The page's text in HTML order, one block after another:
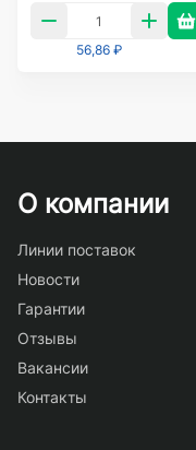
56,86 ₽
О компании
Линии поставок
Новости
Гарантии
Отзывы
Вакансии
Контакты